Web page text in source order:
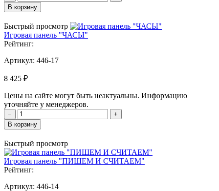
В корзину
Быстрый просмотр
Игровая панель "ЧАСЫ"
Рейтинг:
Артикул: 446-17
8 425 ₽
Цены на сайте могут быть неактуальны. Информацию
уточняйте у менеджеров.
−
+
В корзину
Быстрый просмотр
Игровая панель "ПИШЕМ И СЧИТАЕМ"
Рейтинг:
Артикул: 446-14